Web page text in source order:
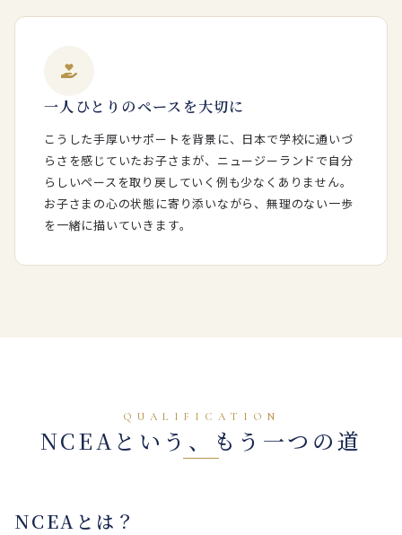
一人ひとりのペースを大切に
こうした手厚いサポートを背景に、日本で学校に通いづ
らさを感じていたお子さまが、ニュージーランドで自分
らしいペースを取り戻していく例も少なくありません。
お子さまの心の状態に寄り添いながら、無理のない一歩
を一緒に描いていきます。
QUALIFICATION
NCEAという、もう一つの道
NCEAとは？